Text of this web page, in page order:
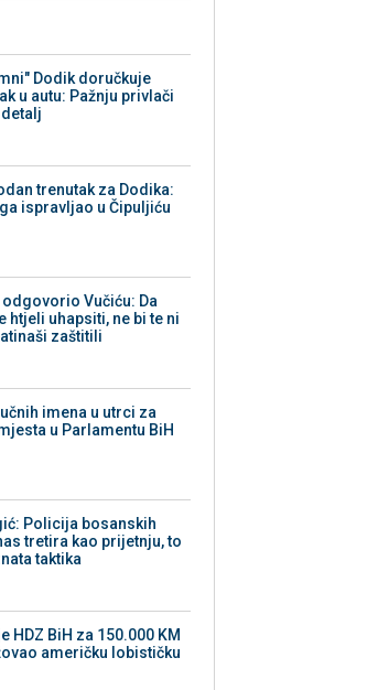
Dodik doručkuje
u autu: Pažnju privlači
trenutak za Dodika:
ispravljao u Čipuljiću
odgovorio Vučiću: Da
htjeli uhapsiti, ne bi te ni
zaštitili
imena u utrci za
u Parlamentu BiH
Policija bosanskih
tretira kao prijetnju, to
taktika
HDZ BiH za 150.000 KM
američku lobističku